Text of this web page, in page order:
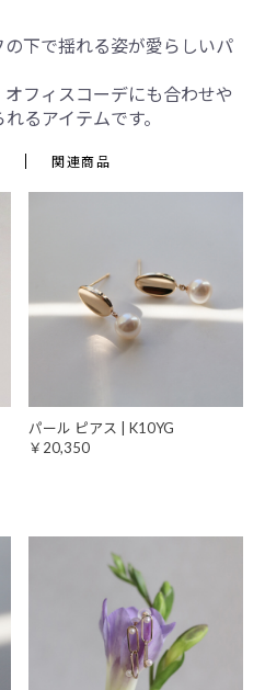
下で揺れる姿が愛らしいパ
フィスコーデにも合わせや
るアイテムです。
関連商品
パール ピアス | K10YG
￥20,350